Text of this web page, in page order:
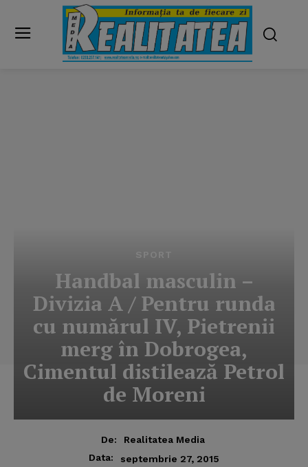
Handbal masculin –
Divizia A / Pentru runda
cu numărul IV, Pietrenii
merg în Dobrogea,
Cimentul distilează Petrol
de Moreni
De:
Realitatea Media
Data:
septembrie 27, 2015